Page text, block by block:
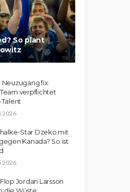
So plant
fix:
verpflichtet
2026
Star Dzeko mit
Kanada? So ist
2026
Jordan Larsson